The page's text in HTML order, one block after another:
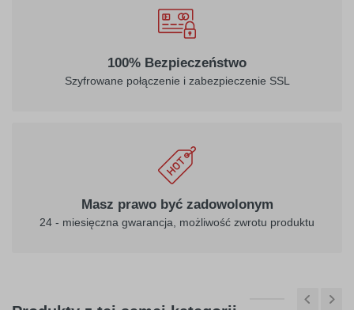
czerwony
pomarańczowy
ciemny
fioletowy
różowy
100% Bezpieczeństwo
Szyfrowane połączenie i zabezpieczenie SSL
Masz prawo być zadowolonym
24 - miesięczna gwarancja, możliwość zwrotu produktu